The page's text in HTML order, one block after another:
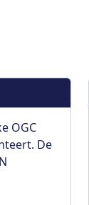
OGC
De